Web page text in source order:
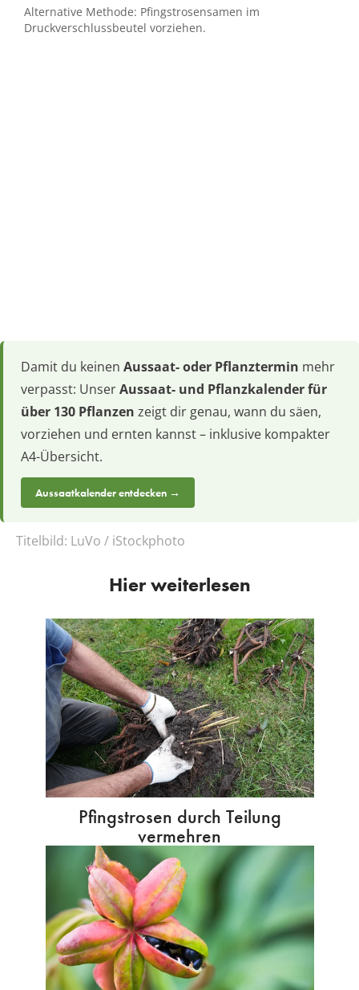
Alternative Methode: Pfingstrosensamen im
Druckverschlussbeutel vorziehen.
Damit du keinen Aussaat- oder Pflanztermin mehr
verpasst: UnserAussaat- und Pflanzkalender für
über 130 Pflanzen zeigt dir genau, wann du säen,
vorziehen und ernten kannst – inklusive kompakter
A4-Übersicht.
Aussaatkalender entdecken →
Titelbild: LuVo / iStockphoto
Hier weiterlesen
Pfingstrosen durch Teilung
vermehren